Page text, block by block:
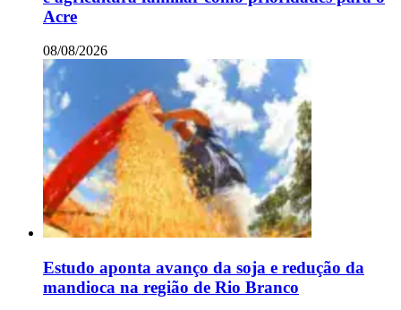
Acre
08/08/2026
Estudo aponta avanço da soja e redução da
mandioca na região de Rio Branco